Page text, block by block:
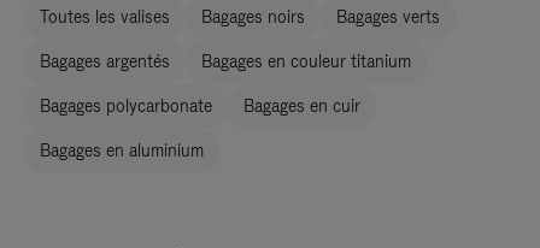
Toutes les valises Bagages noirs Bagages verts
Bagages argentés Bagages en couleur titanium
Bagages polycarbonate Bagages en cuir
Bagages en aluminium